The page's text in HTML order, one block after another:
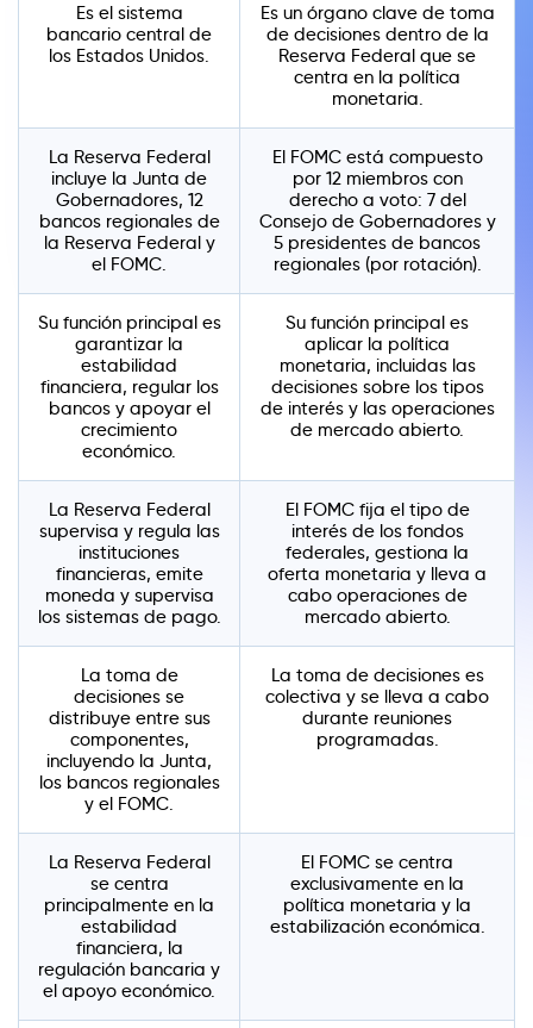
Es el sistema
bancario central de
los Estados Unidos.
Es un órgano clave de toma
de decisiones dentro de la
Reserva Federal que se
centra en la política
monetaria.
La Reserva Federal
incluye la Junta de
Gobernadores, 12
bancos regionales de
la Reserva Federal y
el FOMC.
El FOMC está compuesto
por 12 miembros con
derecho a voto: 7 del
Consejo de Gobernadores y
5 presidentes de bancos
regionales (por rotación).
Su función principal es
garantizar la
estabilidad
financiera, regular los
bancos y apoyar el
crecimiento
económico.
Su función principal es
aplicar la política
monetaria, incluidas las
decisiones sobre los tipos
de interés y las operaciones
de mercado abierto.
La Reserva Federal
supervisa y regula las
instituciones
financieras, emite
moneda y supervisa
los sistemas de pago.
El FOMC fija el tipo de
interés de los fondos
federales, gestiona la
oferta monetaria y lleva a
cabo operaciones de
mercado abierto.
La toma de
decisiones se
distribuye entre sus
componentes,
incluyendo la Junta,
los bancos regionales
y el FOMC.
La toma de decisiones es
colectiva y se lleva a cabo
durante reuniones
programadas.
La Reserva Federal
se centra
principalmente en la
estabilidad
financiera, la
regulación bancaria y
el apoyo económico.
El FOMC se centra
exclusivamente en la
política monetaria y la
estabilización económica.